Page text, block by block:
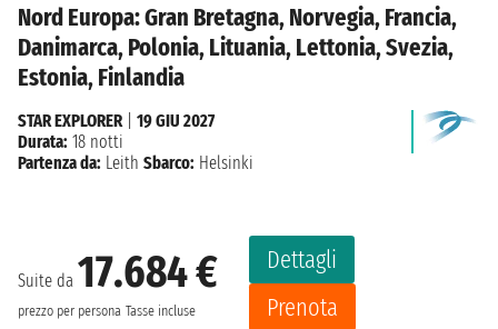
Nord Europa: Gran Bretagna, Norvegia, Francia,
Danimarca, Polonia, Lituania, Lettonia, Svezia,
Estonia, Finlandia
Suite da 17.684 €
prezzo per persona Tasse incluse
Dettagli
Prenota
STAR EXPLORER| 19 GIU 2027
Durata: 18 notti
Partenza da: Leith Sbarco: Helsinki